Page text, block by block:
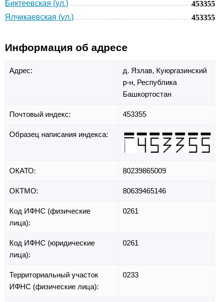
Биктеевская (ул.)
453355
Ялчикаевская (ул.)
453355
Информация об адресе
Адрес: д. Язлав, Куюргазинский
р-н, Республика
Башкортостан
Почтовый индекс: 453355
Образец написания индекса:
ОКАТО: 80239865009
ОКТМО: 80639465146
Код ИФНС (физические
лица):
0261
Код ИФНС (юридические
лица):
0261
Территориальный участок
ИФНС (физические лица):
0233